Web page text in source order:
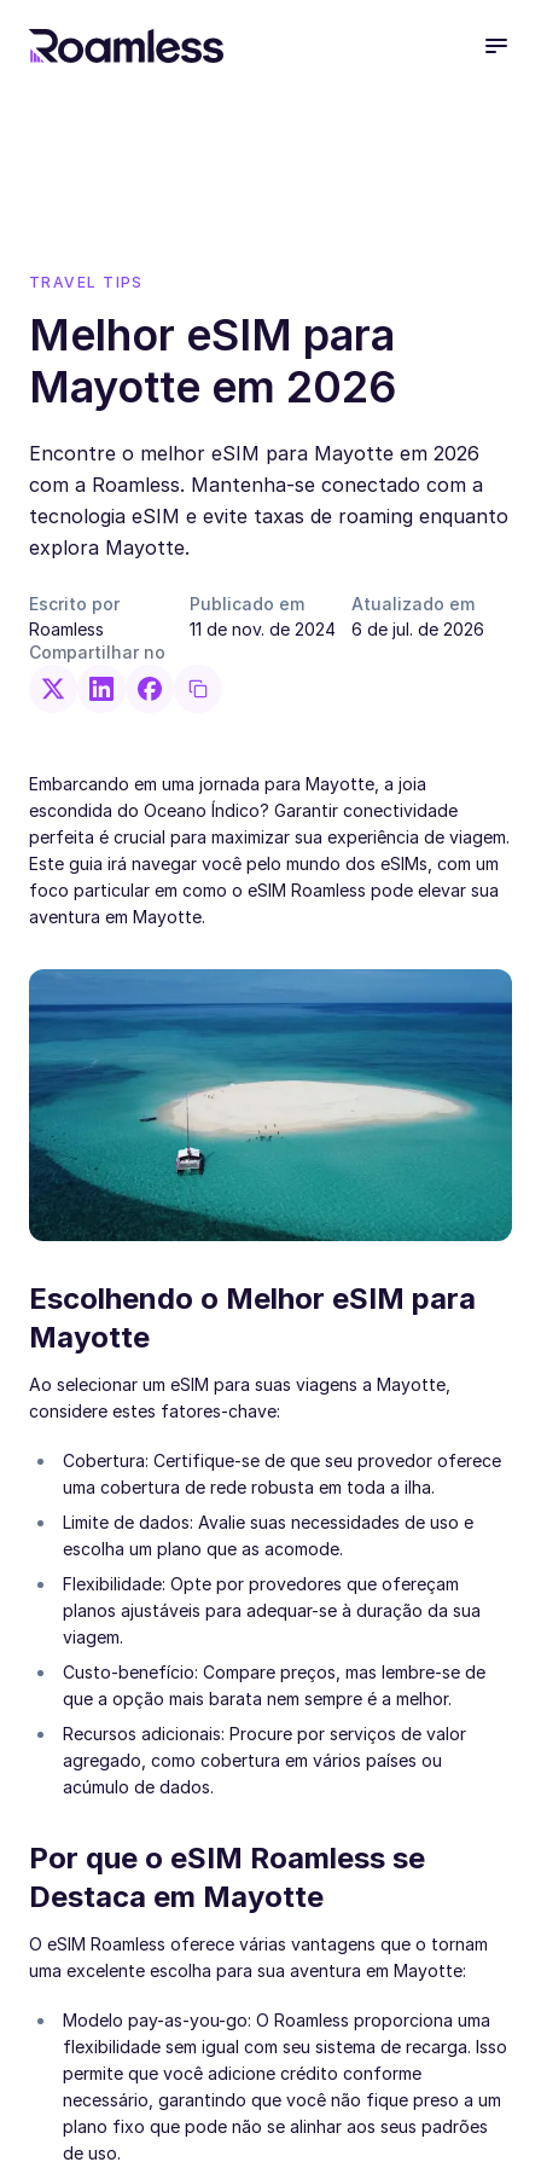
TRAVEL TIPS
Melhor eSIM para
Mayotte em 2026
Encontre o melhor eSIM para Mayotte em 2026
com a Roamless. Mantenha-se conectado com a
tecnologia eSIM e evite taxas de roaming enquanto
explora Mayotte.
Escrito por
Roamless
Publicado em
11 de nov. de 2024
Atualizado em
6 de jul. de 2026
Compartilhar no
Embarcando em uma jornada para Mayotte, a joia
escondida do Oceano Índico? Garantir conectividade
perfeita é crucial para maximizar sua experiência de viagem.
Este guia irá navegar você pelo mundo dos eSIMs, com um
foco particular em como o eSIM Roamless pode elevar sua
aventura em Mayotte.
Escolhendo o Melhor eSIM para
Mayotte
Ao selecionar um eSIM para suas viagens a Mayotte,
considere estes fatores-chave:
Cobertura: Certifique-se de que seu provedor oferece
uma cobertura de rede robusta em toda a ilha.
Limite de dados: Avalie suas necessidades de uso e
escolha um plano que as acomode.
Flexibilidade: Opte por provedores que ofereçam
planos ajustáveis para adequar-se à duração da sua
viagem.
Custo-benefício: Compare preços, mas lembre-se de
que a opção mais barata nem sempre é a melhor.
Recursos adicionais: Procure por serviços de valor
agregado, como cobertura em vários países ou
acúmulo de dados.
Por que o eSIM Roamless se
Destaca em Mayotte
O eSIM Roamless oferece várias vantagens que o tornam
uma excelente escolha para sua aventura em Mayotte:
Modelo pay-as-you-go: O Roamless proporciona uma
flexibilidade sem igual com seu sistema de recarga. Isso
permite que você adicione crédito conforme
necessário, garantindo que você não fique preso a um
plano fixo que pode não se alinhar aos seus padrões
de uso.